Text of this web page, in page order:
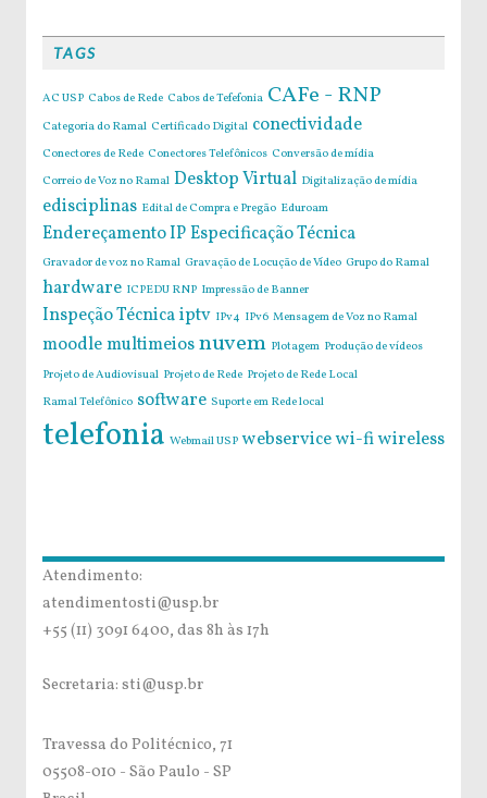
TAGS
AC USP Cabos de Rede Cabos de Tefefonia CAFe - RNP
Categoria do Ramal Certificado Digital conectividade
Conectores de Rede Conectores Telefônicos Conversão de mídia
Correio de Voz no Ramal Desktop Virtual Digitalização de mídia
edisciplinas Edital de Compra e Pregão Eduroam
Endereçamento IPEspecificação Técnica
Gravador de voz no Ramal Gravação de Locução de Vídeo Grupo do Ramal
hardware ICPEDU RNP Impressão de Banner
Inspeção Técnicaiptv IPv4 IPv6 Mensagem de Voz no Ramal
moodlemultimeiosnuvem Plotagem Produção de vídeos
Projeto de Audiovisual Projeto de Rede Projeto de Rede Local
Ramal Telefônico software Suporte em Rede local
telefonia Webmail USP webservicewi-fiwireless
Atendimento:
atendimentosti@usp.br
+55 (11) 3091 6400, das 8h às 17h
Secretaria: sti@usp.br
Travessa do Politécnico, 71
05508-010 - São Paulo - SP